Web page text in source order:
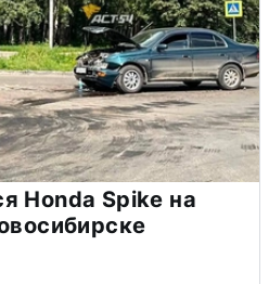
Honda Spike на